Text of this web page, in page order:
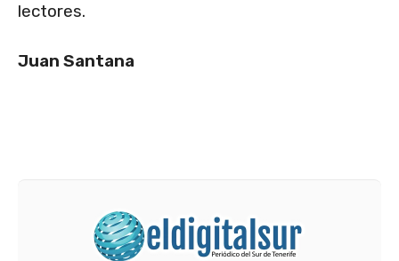
lectores.
Juan Santana